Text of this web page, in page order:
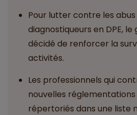
Pour lutter contre les
diagnostiqueurs en DPE,
décidé de renforcer la
activités.
Les professionnels qui
nouvelles
répertoriés dans une liste